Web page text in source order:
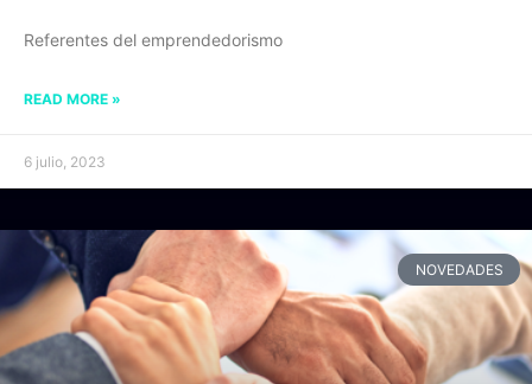
Referentes del emprendedorismo
READ MORE »
6 julio, 2023
NOVEDADES